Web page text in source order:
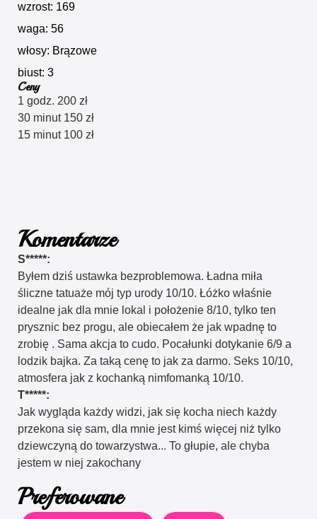
wzrost: 169
waga: 56
włosy: Brązowe
biust: 3
Ceny
1 godz. 200 zł
30 minut 150 zł
15 minut 100 zł
Komentarze
S*****:
Byłem dziś ustawka bezproblemowa. Ładna miła
śliczne tatuaże mój typ urody 10/10. Łóżko właśnie
idealne jak dla mnie lokal i położenie 8/10, tylko ten
prysznic bez progu, ale obiecałem że jak wpadnę to
zrobię . Sama akcja to cudo. Pocałunki dotykanie 6/9 a
lodzik bajka. Za taką cenę to jak za darmo. Seks 10/10,
atmosfera jak z kochanką nimfomanką 10/10.
T*****:
Jak wygląda każdy widzi, jak się kocha niech każdy
przekona się sam, dla mnie jest kimś więcej niż tylko
dziewczyną do towarzystwa... To głupie, ale chyba
jestem w niej zakochany
Preferowane